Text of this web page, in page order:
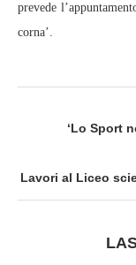
prevede
corna’.
‘Lo Sport
Lavori al Liceo